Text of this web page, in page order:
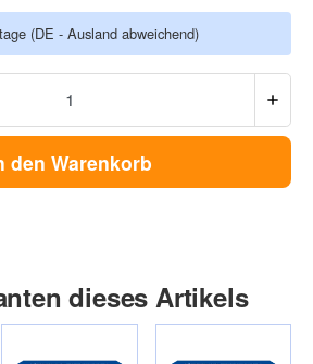
(DE - Ausland abweichend)
den Warenkorb
dieses Artikels